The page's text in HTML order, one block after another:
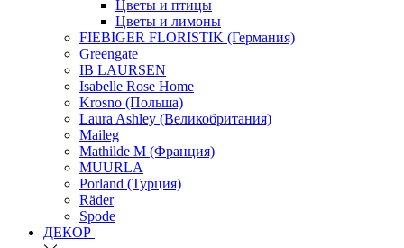
Цветы и птицы
Цветы и лимоны
FIEBIGER FLORISTIK (Германия)
Greengate
IB LAURSEN
Isabelle Rose Home
Krosno (Польша)
Laura Ashley (Великобритания)
Maileg
Mathilde M (Франция)
MUURLA
Porland (Турция)
Räder
Spode
ДЕКОР